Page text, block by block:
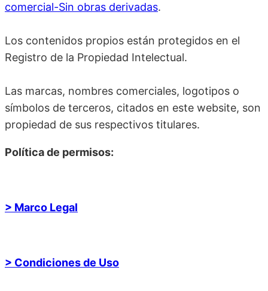
comercial-Sin obras derivadas.
Los contenidos propios están protegidos en el
Registro de la Propiedad Intelectual.
Las marcas, nombres comerciales, logotipos o
símbolos de terceros, citados en este website, son
propiedad de sus respectivos titulares.
Política de permisos:
> Marco Legal
> Condiciones de Uso